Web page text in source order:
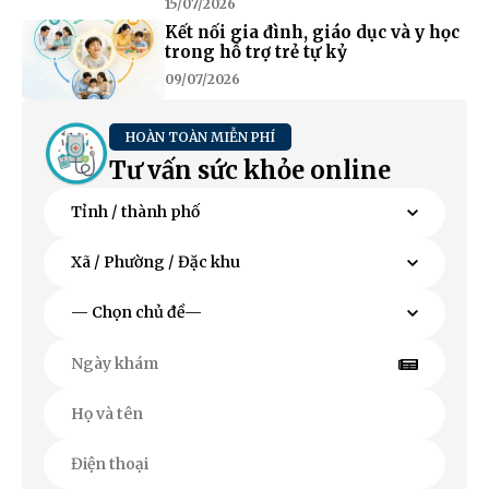
15/07/2026
Kết nối gia đình, giáo dục và y học
trong hỗ trợ trẻ tự kỷ
09/07/2026
HOÀN TOÀN MIỄN PHÍ
Tư vấn sức khỏe online